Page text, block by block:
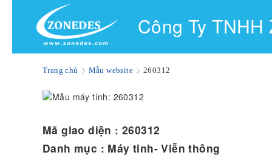
Công Ty TNHH
Trang chủ Mẫu website 260312
Mã giao diện :260312
Danh mục : Máy tinh- Viễn thông